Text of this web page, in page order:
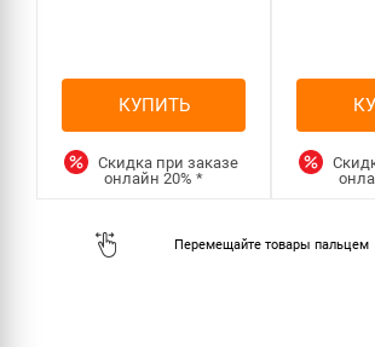
КУПИТЬ
Скидка при заказе
онлайн20%*